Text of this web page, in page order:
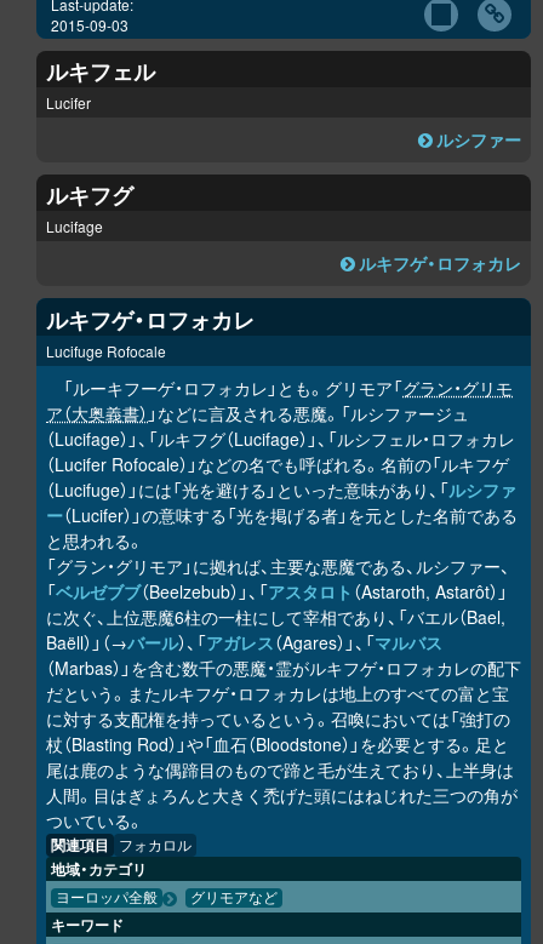
Last-update:
2015-09-03
ルキフェル
Lucifer
ルシファー
ルキフグ
Lucifage
ルキフゲ・ロフォカレ
ルキフゲ・ロフォカレ
Lucifuge Rofocale
「ルーキフーゲ・ロフォカレ」とも。グリモア「グラン・グリモ
ア（大奥義書） 」などに言及される悪魔。「ルシファージュ
（Lucifage）」、「ルキフグ（Lucifage）」、「ルシフェル・ロフォカレ
（Lucifer Rofocale）」などの名でも呼ばれる。名前の「ルキフゲ
（Lucifuge）」には「光を避ける」といった意味があり、「ルシファ
ー（Lucifer）」の意味する「光を掲げる者」を元とした名前である
と思われる。
「グラン・グリモア」に拠れば、主要な悪魔である、ルシファー、
「ベルゼブブ（Beelzebub）」、「アスタロト （Astaroth, Astarôt）」
に次ぐ、上位悪魔6柱の一柱にして宰相であり、「バエル（Bael,
Baëll）」（→バール）、「アガレス（Agares）」、「マルバス
（Marbas）」を含む数千の悪魔・霊がルキフゲ・ロフォカレの配下
だという。またルキフゲ・ロフォカレは地上のすべての富と宝
に対する支配権を持っているという。召喚においては「強打の
杖（Blasting Rod）」や「血石（Bloodstone）」を必要とする。足と
尾は鹿のような偶蹄目のもので蹄と毛が生えており、上半身は
人間。目はぎょろんと大きく禿げた頭にはねじれた三つの角が
ついている。
関連項目 フォカロル
地域・カテゴリ
ヨーロッパ全般 グリモアなど
キーワード